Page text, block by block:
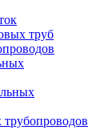
труб